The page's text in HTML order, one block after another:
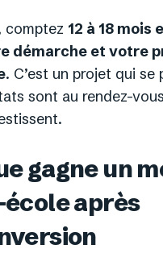
comptez 12 à 18
démarche et votre
. C’est un projet qui se
sont au rendez-
gagne un
après